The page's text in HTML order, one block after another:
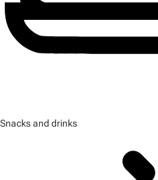
Snacks and drinks